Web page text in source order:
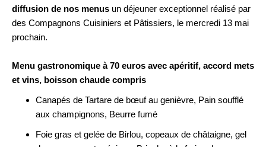
diffusion de nos menus un déjeuner exceptionnel réalisé par
des Compagnons Cuisiniers et Pâtissiers, le mercredi 13 mai
prochain.
Menu gastronomique à 70 euros avec apéritif, accord mets
et vins, boisson chaude compris
Canapés de Tartare de bœuf au genièvre, Pain soufflé
aux champignons, Beurre fumé
Foie gras et gelée de Birlou, copeaux de châtaigne, gel